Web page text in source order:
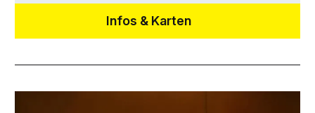
Infos & Karten